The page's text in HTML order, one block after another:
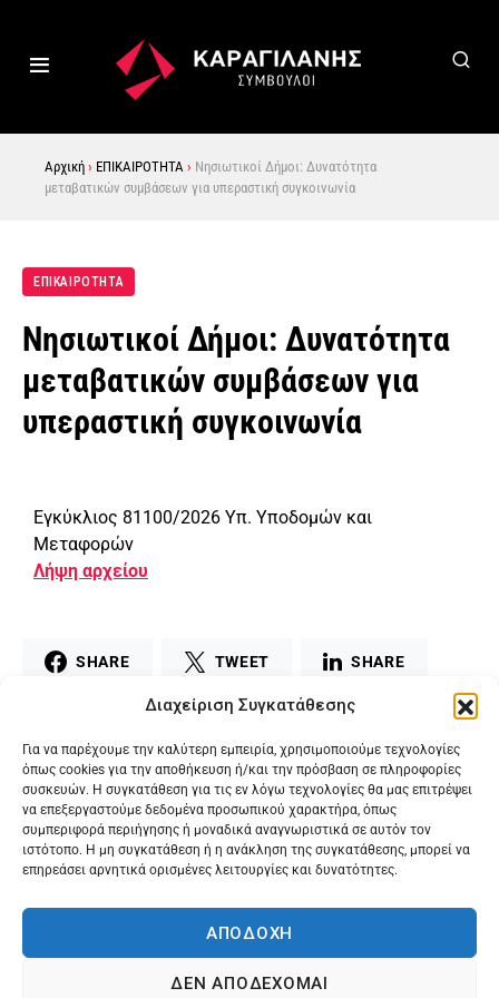
Διαχείριση Συγκατάθεσης
Για να παρέχουμε την καλύτερη εμπειρία, χρησιμοποιούμε τεχνολογίες
όπως cookies για την αποθήκευση ή/και την πρόσβαση σε πληροφορίες
συσκευών. Η συγκατάθεση για τις εν λόγω τεχνολογίες θα μας επιτρέψει
να επεξεργαστούμε δεδομένα προσωπικού χαρακτήρα, όπως
συμπεριφορά περιήγησης ή μοναδικά αναγνωριστικά σε αυτόν τον
ιστότοπο. Η μη συγκατάθεση ή η ανάκληση της συγκατάθεσης, μπορεί να
επηρεάσει αρνητικά ορισμένες λειτουργίες και δυνατότητες.
ΑΠΟΔΟΧΗ
ΔΕΝ ΑΠΟΔΕΧΟΜΑΙ
Αρχική › ΕΠΙΚΑΙΡΟΤΗΤΑ › Νησιωτικοί Δήμοι: Δυνατότητα
μεταβατικών συμβάσεων για υπεραστική συγκοινωνία
ΕΠΙΚΑΙΡΟΤΗΤΑ
Νησιωτικοί Δήμοι: Δυνατότητα
μεταβατικών συμβάσεων για
υπεραστική συγκοινωνία
Εγκύκλιος 81100/2026 Υπ. Υποδομών και
Μεταφορών
Λήψη αρχείου
SHARE TWEET SHARE
PRINT